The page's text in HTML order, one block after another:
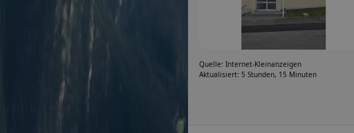
Quelle: Internet-Kleinanzeigen
Aktualisiert: 5 Stunden, 15 Minuten